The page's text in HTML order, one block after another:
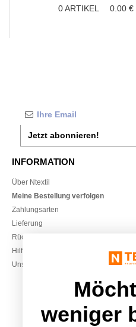
0ARTIKEL 0.00 €
Jetzt abonnieren!
INFORMATION
Über Ntextil
Meine Bestellung verfolgen
Zahlungsarten
Lieferung
Rückerstattungen / Rückgaben
Hilfe & FAQs
Unsere Engagements
weniger